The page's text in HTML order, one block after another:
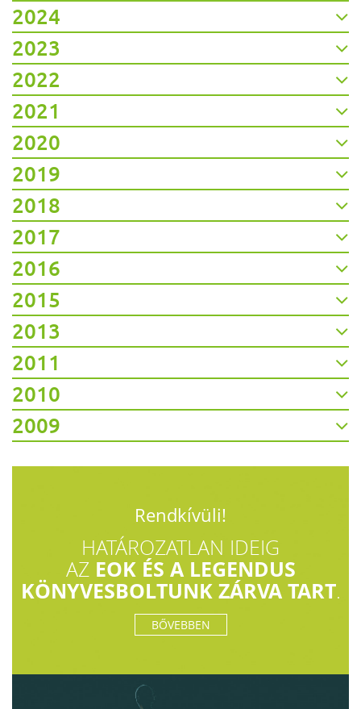
2024
2023
2022
2021
2020
2019
2018
2017
2016
2015
2013
2011
2010
2009
Rendkívüli!
HATÁROZATLAN IDEIG
AZEOK ÉS A LEGENDUS
KÖNYVESBOLTUNK ZÁRVA TART.
BŐVEBBEN